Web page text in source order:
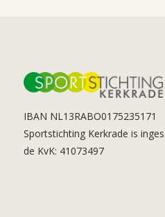
IBAN NL13RABO0175235171
Sportstichting Kerkrade is
de KvK: 41073497